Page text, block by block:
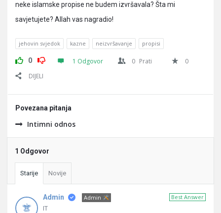
neke islamske propise ne budem izvršavala? Šta mi
savjetujete? Allah vas nagradio!
jehovin svjedok kazne neizvršavanje propisi
0 1 Odgovor 0 Prati
0
DIJELI
Povezana pitanja
Intimni odnos
1 Odgovor
Starije Novije
Best Answer
Admin Admin
IT